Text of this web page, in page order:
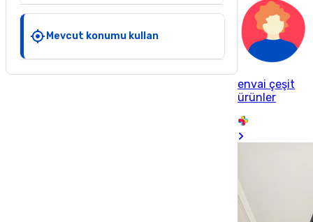
Mevcut konumu kullan
envai çeşit
ürünler